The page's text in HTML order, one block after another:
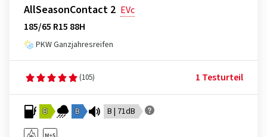
AllSeasonContact 2 EVc
185/65 R15 88H
PKW Ganzjahresreifen
(105) 1 Testurteil
B B B | 71dB